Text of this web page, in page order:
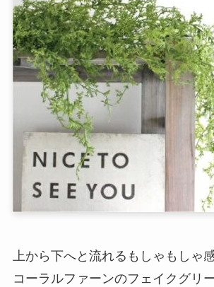
上から下へと流れるもしゃもしゃ
コーラルファーンのフェイクグリ